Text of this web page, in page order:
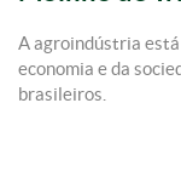
A agroindústria
economia e da
brasileiros.